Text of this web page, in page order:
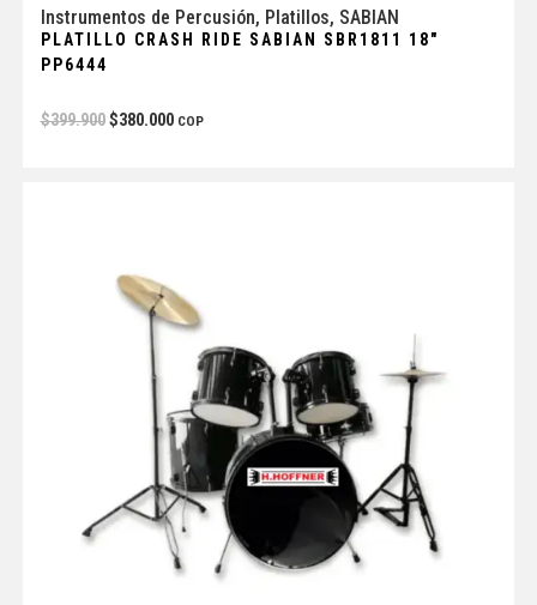
Instrumentos de Percusión, Platillos, SABIAN
PLATILLO CRASH RIDE SABIAN SBR1811 18″
PP6444
$399.900 $380.000 COP